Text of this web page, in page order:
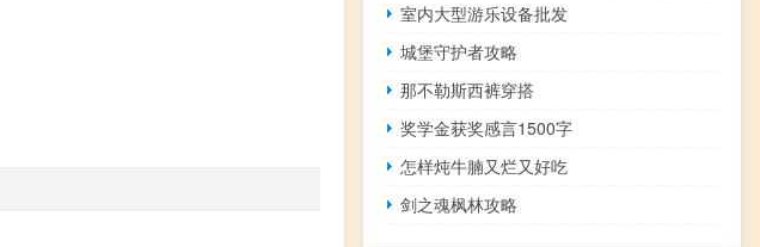
室内大型游乐设备批发
城堡守护者攻略
那不勒斯西裤穿搭
奖学金获奖感言1500字
怎样炖牛腩又烂又好吃
剑之魂枫林攻略